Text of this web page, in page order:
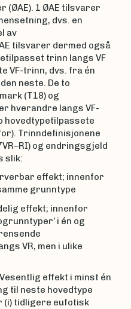
(ØAE). 1 ØAE tilsvarer
dvs. en
av
tilsvarer dermed også
trinn langs VF
VF-trinn, dvs. fra én
neste. De to
(T18) og
hverandre langs VF-
hovedtypetilpassete
Trinndefinisjonene
og endringsgjeld
slik:
effekt; innenfor
grunntype
effekt; innenfor
i én og
VR, men i ulike
Vesentlig effekt i minst én
til neste hovedtype
(i) tidligere eufotisk